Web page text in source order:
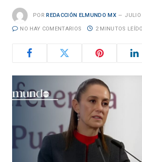
POR REDACCIÓN ELMUNDO MX
NO HAY COMENTARIOS 2 MINUTOS